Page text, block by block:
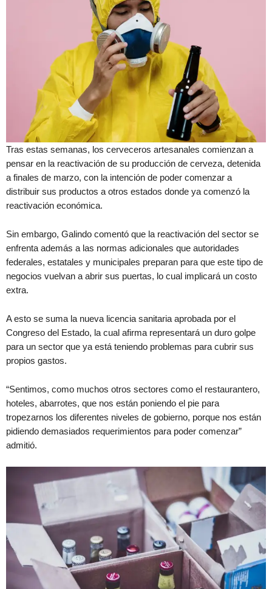
Tras estas semanas, los cerveceros artesanales comienzan a
pensar en la reactivación de su producción de cerveza, detenida
a finales de marzo, con la intención de poder comenzar a
distribuir sus productos a otros estados donde ya comenzó la
reactivación económica.
Sin embargo, Galindo comentó que la reactivación del sector se
enfrenta además a las normas adicionales que autoridades
federales, estatales y municipales preparan para que este tipo de
negocios vuelvan a abrir sus puertas, lo cual implicará un costo
extra.
A esto se suma la nueva licencia sanitaria aprobada por el
Congreso del Estado, la cual afirma representará un duro golpe
para un sector que ya está teniendo problemas para cubrir sus
propios gastos.
“Sentimos, como muchos otros sectores como el restaurantero,
hoteles, abarrotes, que nos están poniendo el pie para
tropezarnos los diferentes niveles de gobierno, porque nos están
pidiendo demasiados requerimientos para poder comenzar”
admitió.